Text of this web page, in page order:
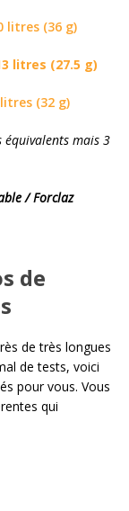
litres (36 g)
litres (27.5 g)
(32 g)
équivalents mais 3
/ Forclaz
de
de très longues
de tests, voici
pour vous. Vous
qui